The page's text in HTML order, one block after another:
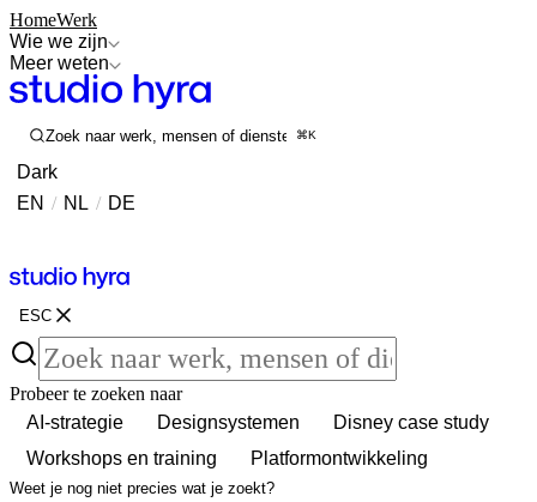
HomeWerk
Wie we zijn
Meer weten
Zoek naar werk, mensen of diensten⌘K
Dark
EN / NL / DE
ESC
Probeer te zoeken naar
AI-strategie
Designsystemen
Disney case study
Workshops en training
Platformontwikkeling
Weet je nog niet precies wat je zoekt?